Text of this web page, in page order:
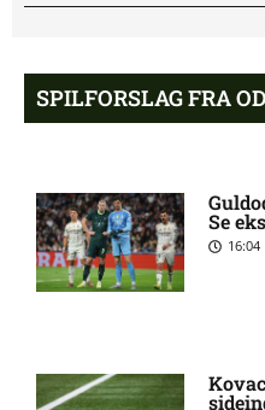
skade hos Bodø/Glimt
Bodo/Glimt: Optakt,
forventede opstillinger,
skader og karantæner
[2026/08/08]
skader og karantæner
SPILFORSLAG FRA
Se
16:04